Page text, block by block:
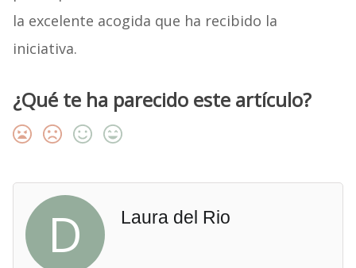
la excelente acogida que ha recibido la
iniciativa.
¿Qué te ha parecido este artículo?
D Laura del Rio